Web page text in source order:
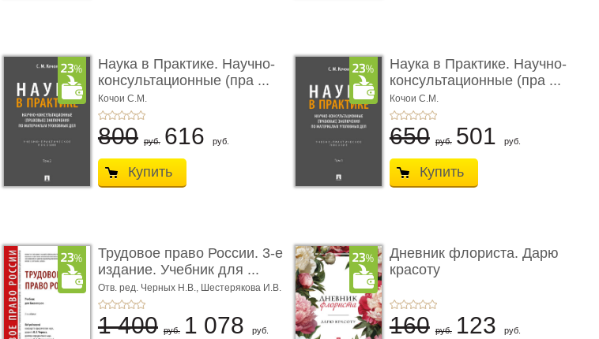
Наука в Практике. Научно-
консультационные (пра ...
Кочои С.М.
800 руб. 616 руб.
Купить
Наука в Практике. Научно-
консультационные (пра ...
Кочои С.М.
650 руб. 501 руб.
Купить
Трудовое право России. 3-е
издание. Учебник для ...
Отв. ред. Черных Н.В., Шестерякова И.В.
1 400 руб. 1 078 руб.
Дневник флориста. Дарю
красоту
160 руб. 123 руб.